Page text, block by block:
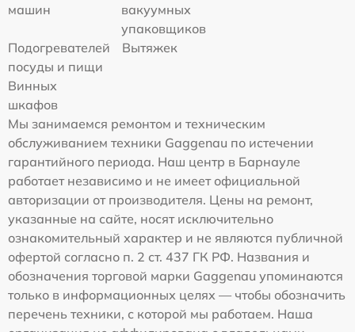
машин
вакуумных
упаковщиков
Подогревателей
посуды и пищи
Вытяжек
Винных
шкафов
Мы занимаемся ремонтом и техническим
обслуживанием техники Gaggenau по истечении
гарантийного периода. Наш центр в Барнауле
работает независимо и не имеет официальной
авторизации от производителя. Цены на ремонт,
указанные на сайте, носят исключительно
ознакомительный характер и не являются публичной
офертой согласно п. 2 ст. 437 ГК РФ. Названия и
обозначения торговой марки Gaggenau упоминаются
только в информационных целях — чтобы обозначить
перечень техники, с которой мы работаем. Наша